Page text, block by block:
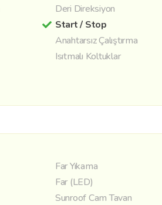
Deri Direksiyon
Start / Stop
Anahtarsız Çalıştırma
Isıtmalı Koltuklar
Far Yıkama
Far (LED)
Sunroof Cam Tavan